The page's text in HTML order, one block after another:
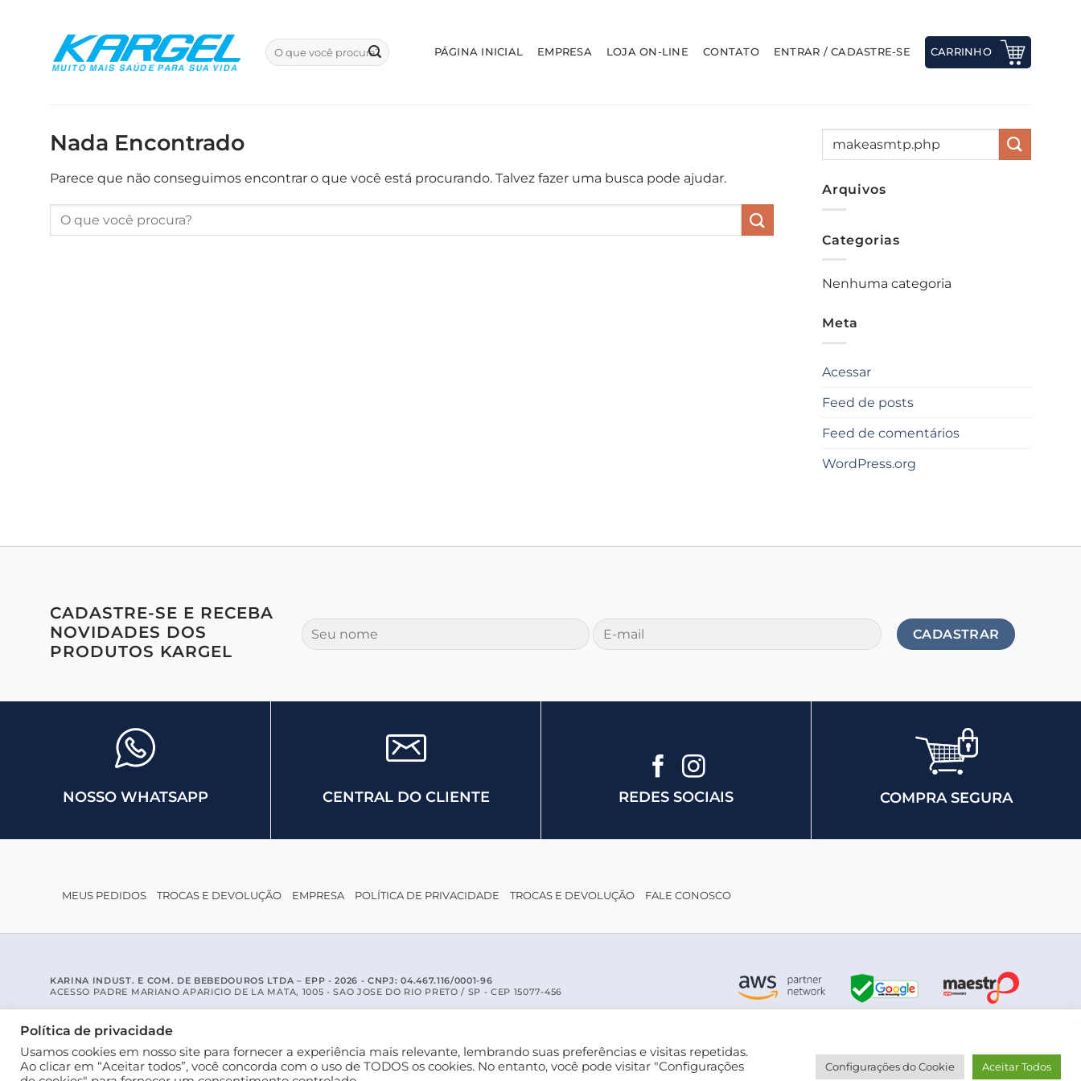
Pesquisar
por:
PÁGINA INICIAL EMPRESA LOJA ON-LINE CONTATO ENTRAR / CADASTRE-SE CARRINHO
Nada Encontrado
Parece que não conseguimos encontrar o que você está procurando. Talvez fazer uma busca pode ajudar.
Arquivos
Categorias
Nenhuma categoria
Meta
Acessar
Feed de posts
Feed de comentários
WordPress.org
CADASTRE-SE E RECEBA
NOVIDADES DOS
PRODUTOS KARGEL
NOSSO WHATSAPP CENTRAL DO CLIENTE REDES SOCIAIS COMPRA SEGURA
MEUS PEDIDOS TROCAS E DEVOLUÇÃO EMPRESA POLÍTICA DE PRIVACIDADE TROCAS E DEVOLUÇÃO FALE CONOSCO
KARINA INDUST. E COM. DE BEBEDOUROS LTDA – EPP - 2026 - CNPJ: 04.467.116/0001-96
ACESSO PADRE MARIANO APARICIO DE LA MATA, 1005 - SAO JOSE DO RIO PRETO / SP - CEP 15077-456
Você ainda não criou sua Loja Virtual?
Política de privacidade
Usamos cookies em nosso site para fornecer a experiência mais relevante, lembrando suas preferências e visitas repetidas.
Ao clicar em “Aceitar todos”, você concorda com o uso de TODOS os cookies. No entanto, você pode visitar "Configurações
Configurações do Cookie Aceitar Todos